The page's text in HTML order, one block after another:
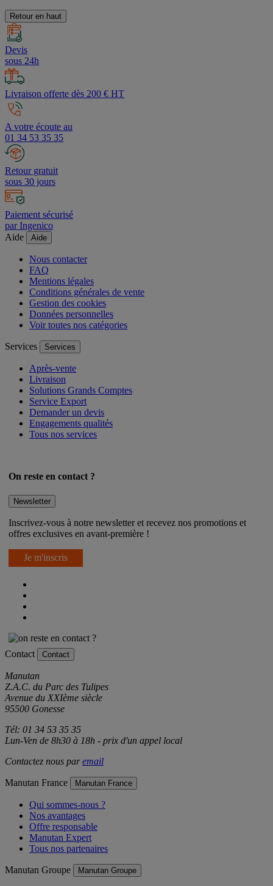
Retour en haut
Devis
sous 24h
Livraison offerte dès 200 € HT
A votre écoute au
01 34 53 35 35
Retour gratuit
sous 30 jours
Paiement sécurisé
par Ingenico
Aide
Aide
Nous contacter
FAQ
Mentions légales
Conditions générales de vente
Gestion des cookies
Données personnelles
Voir toutes nos catégories
Services Services
Après-vente
Livraison
Solutions Grands Comptes
Service Export
Demander un devis
Engagements qualités
Tous nos services
On reste en contact ?
Newsletter
Inscrivez-vous à notre newsletter et recevez nos promotions et
offres exclusives en avant-première !
Je m'inscris
Contact Contact
Manutan
Z.A.C. du Parc des Tulipes
Avenue du XXIème siècle
95500 Gonesse
Tél: 01 34 53 35 35
Lun-Ven de 8h30 à 18h - prix d'un appel local
Contactez nous paremail
Manutan France Manutan France
Qui sommes-nous ?
Nos avantages
Offre responsable
Manutan Expert
Tous nos partenaires
Manutan Groupe Manutan Groupe